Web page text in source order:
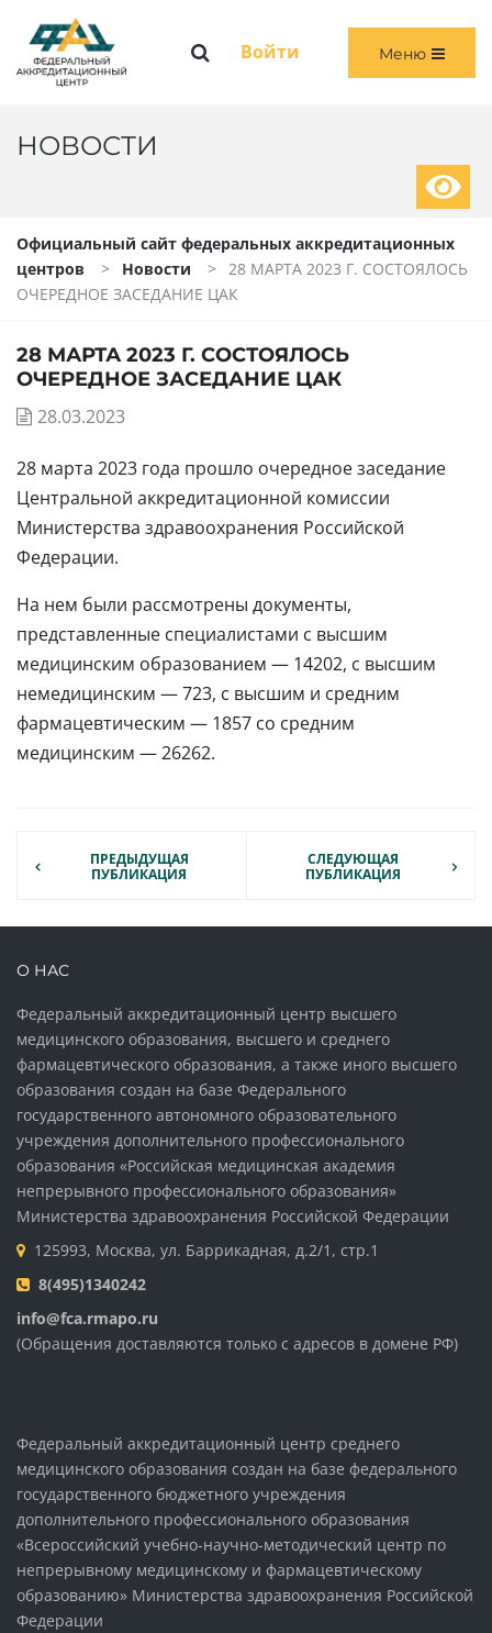
Войти Меню
НОВОСТИ
Официальный сайт федеральных аккредитационных
центров
Новости
28 МАРТА 2023 Г. СОСТОЯЛОСЬ
ОЧЕРЕДНОЕ ЗАСЕДАНИЕ ЦАК
28 МАРТА 2023 Г. СОСТОЯЛОСЬ
ОЧЕРЕДНОЕ ЗАСЕДАНИЕ ЦАК
28.03.2023
28 марта 2023 года прошло очередное заседание
Центральной аккредитационной комиссии
Министерства здравоохранения Российской
Федерации.
На нем были рассмотрены документы,
представленные специалистами с высшим
медицинским образованием — 14202, с высшим
немедицинским — 723, с высшим и средним
фармацевтическим — 1857 со средним
медицинским — 26262.
ПРЕДЫДУЩАЯ
ПУБЛИКАЦИЯ
СЛЕДУЮЩАЯ
ПУБЛИКАЦИЯ
О НАС
Федеральный аккредитационный центр высшего
медицинского образования, высшего и среднего
фармацевтического образования, а также иного высшего
образования создан на базе Федерального
государственного автономного образовательного
учреждения дополнительного профессионального
образования «Российская медицинская академия
непрерывного профессионального образования»
Министерства здравоохранения Российской Федерации
125993, Москва, ул. Баррикадная, д.2/1, стр.1
8(495)1340242
info@fca.rmapo.ru
(Обращения доставляются только с адресов в домене РФ)
Федеральный аккредитационный центр среднего
медицинского образования создан на базе федерального
государственного бюджетного учреждения
дополнительного профессионального образования
«Всероссийский учебно-научно-методический центр по
непрерывному медицинскому и фармацевтическому
образованию» Министерства здравоохранения Российской
Федерации
ГЛАВНАЯ
ОБЩАЯ ИНФОРМАЦИЯ
ПЕРИОДИЧЕСКАЯ АККРЕДИТАЦИЯ
ВОЙТИ